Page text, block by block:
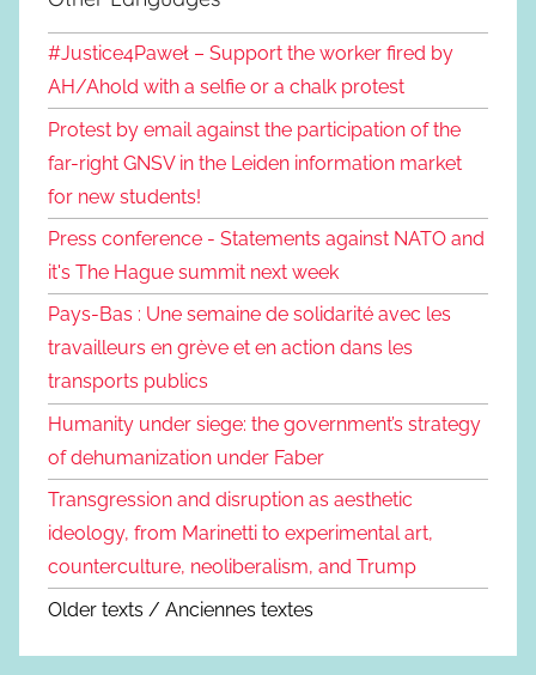
#Justice4Paweł – Support the worker fired by
AH/Ahold with a selfie or a chalk protest
Protest by email against the participation of the
far-right GNSV in the Leiden information market
for new students!
Press conference - Statements against NATO and
it's The Hague summit next week
Pays-Bas : Une semaine de solidarité avec les
travailleurs en grève et en action dans les
transports publics
Humanity under siege: the government’s strategy
of dehumanization under Faber
Transgression and disruption as aesthetic
ideology, from Marinetti to experimental art,
counterculture, neoliberalism, and Trump
Older texts / Anciennes textes